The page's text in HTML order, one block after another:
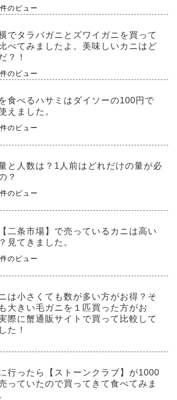
のビュー
でタラバガニとズワイガニを買って
べてみましたよ。美味しいカニはど
？！
のビュー
食べるハサミはダイソーの100円で
えました。
のビュー
と人数は？1人前はどれだけの量が必
？
のビュー
二条市場】で売っているカニは高い
見てきました。
のビュー
は小さくても数が多い方がお得？そ
大きい毛ガニを１匹買った方がお
際に蟹通販サイトで買って比較して
た！
行ったら【ストーンクラブ】が1000
っていたので買ってきて食べてみま